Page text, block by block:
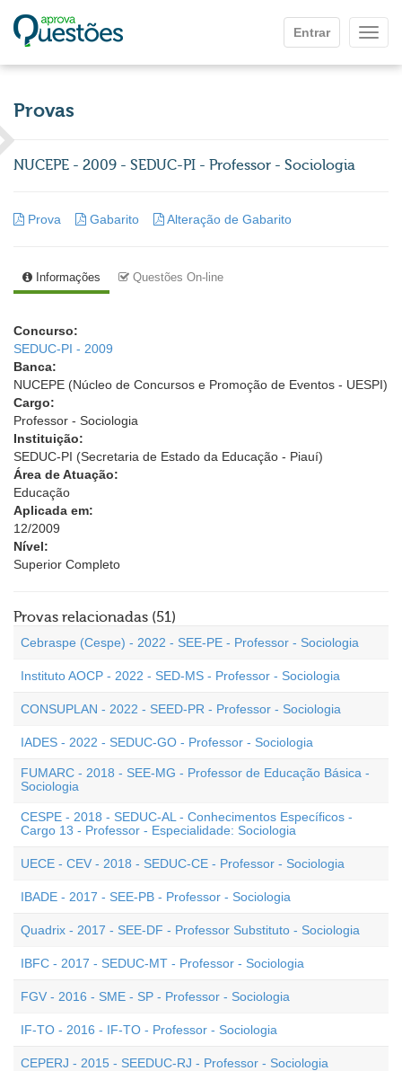
Entrar
Provas
NUCEPE - 2009 - SEDUC-PI - Professor - Sociologia
Prova Gabarito Alteração de Gabarito
Informações Questões On-line
Concurso:
SEDUC-PI - 2009
Banca:
NUCEPE (Núcleo de Concursos e Promoção de Eventos - UESPI)
Cargo:
Professor - Sociologia
Instituição:
SEDUC-PI (Secretaria de Estado da Educação - Piauí)
Área de Atuação:
Educação
Aplicada em:
12/2009
Nível:
Superior Completo
Provas relacionadas (51)
Cebraspe (Cespe) - 2022 - SEE-PE - Professor - Sociologia
Instituto AOCP - 2022 - SED-MS - Professor - Sociologia
CONSUPLAN - 2022 - SEED-PR - Professor - Sociologia
IADES - 2022 - SEDUC-GO - Professor - Sociologia
FUMARC - 2018 - SEE-MG - Professor de Educação Básica -
Sociologia
CESPE - 2018 - SEDUC-AL - Conhecimentos Específicos -
Cargo 13 - Professor - Especialidade: Sociologia
UECE - CEV - 2018 - SEDUC-CE - Professor - Sociologia
IBADE - 2017 - SEE-PB - Professor - Sociologia
Quadrix - 2017 - SEE-DF - Professor Substituto - Sociologia
IBFC - 2017 - SEDUC-MT - Professor - Sociologia
FGV - 2016 - SME - SP - Professor - Sociologia
IF-TO - 2016 - IF-TO - Professor - Sociologia
CEPERJ - 2015 - SEEDUC-RJ - Professor - Sociologia